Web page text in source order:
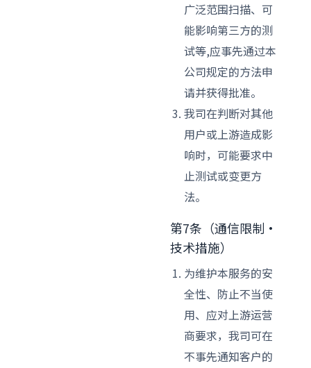
广泛范围扫描、可
能影响第三方的测
试等,应事先通过本
公司规定的方法申
请并获得批准。
我司在判断对其他
用户或上游造成影
响时，可能要求中
止测试或变更方
法。
第7条（通信限制·
技术措施）
为维护本服务的安
全性、防止不当使
用、应对上游运营
商要求，我司可在
不事先通知客户的